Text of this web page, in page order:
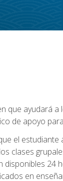
que ayudará
de apoyo
el
clases
en